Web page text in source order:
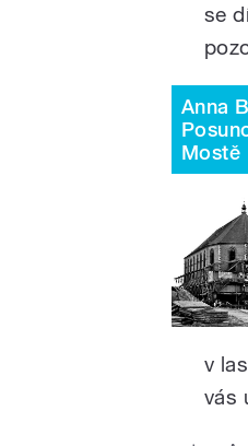
se
Anna
Mostě
v
vás